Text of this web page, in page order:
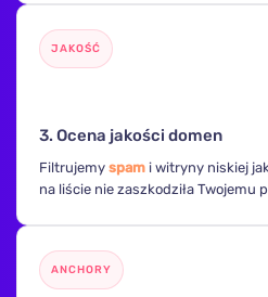
JAKOŚĆ
3. Ocena jakości domen
Filtrujemy spam i witryny niskiej
na liście nie zaszkodziła Twojemu
ANCHORY